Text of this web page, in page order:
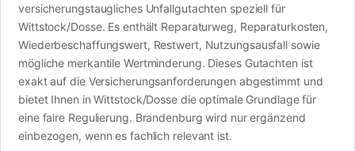
versicherungstaugliches Unfallgutachten speziell für
Wittstock/Dosse. Es enthält Reparaturweg, Reparaturkosten,
Wiederbeschaffungswert, Restwert, Nutzungsausfall sowie
mögliche merkantile Wertminderung. Dieses Gutachten ist
exakt auf die Versicherungsanforderungen abgestimmt und
bietet Ihnen in Wittstock/Dosse die optimale Grundlage für
eine faire Regulierung. Brandenburg wird nur ergänzend
einbezogen, wenn es fachlich relevant ist.